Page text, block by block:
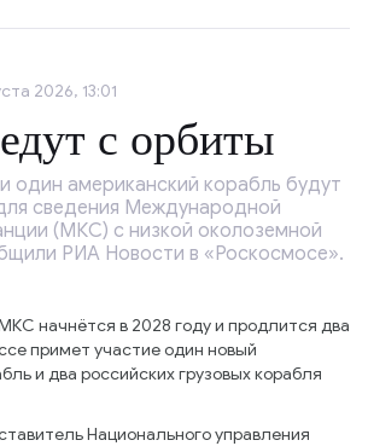
2026, 13:01
с орбиты
один американский корабль будут
сведения Международной
(МКС) с низкой околоземной
РИА Новости в «Роскосмосе».
начнётся в 2028 году и продлится два
примет участие один новый
и два российских грузовых корабля
Национального управления